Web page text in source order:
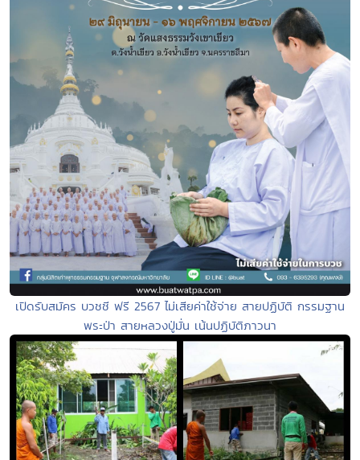
เปิดรับสมัคร บวชชี ฟรี 2567 ไม่เสียค่าใช้จ่าย สายปฏิบัติ กรรมฐาน
พระป่า สายหลวงปู่มั่น เน้นปฏิบัติภาวนา